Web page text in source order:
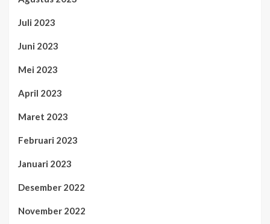
Juli 2023
Juni 2023
Mei 2023
April 2023
Maret 2023
Februari 2023
Januari 2023
Desember 2022
November 2022